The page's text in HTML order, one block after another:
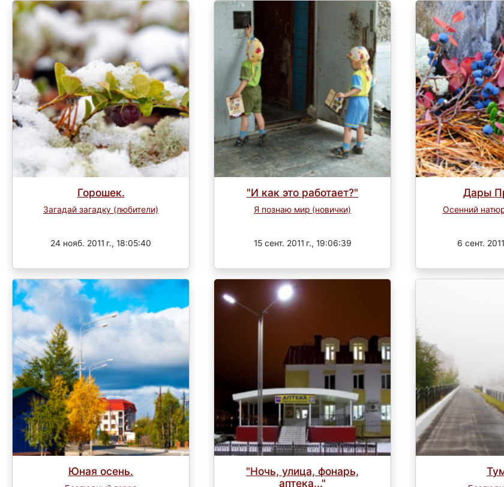
Горошек.
Загадай загадку (любители)
24 нояб. 2011 г., 18:05:40
"И как это работает?"
Я познаю мир (новички)
15 сент. 2011 г., 19:06:39
Дары
Осенний
6 сент.
Юная осень.
"Ночь, улица, фонарь,
аптека..."